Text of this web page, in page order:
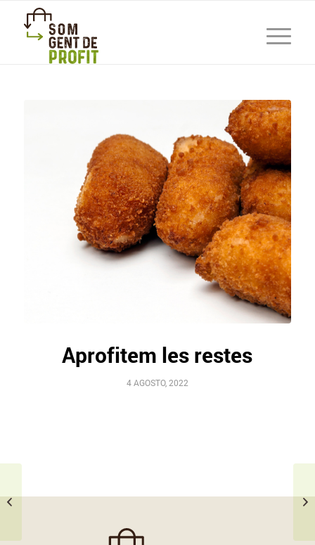
Aprofitem les restes
4 AGOSTO, 2022